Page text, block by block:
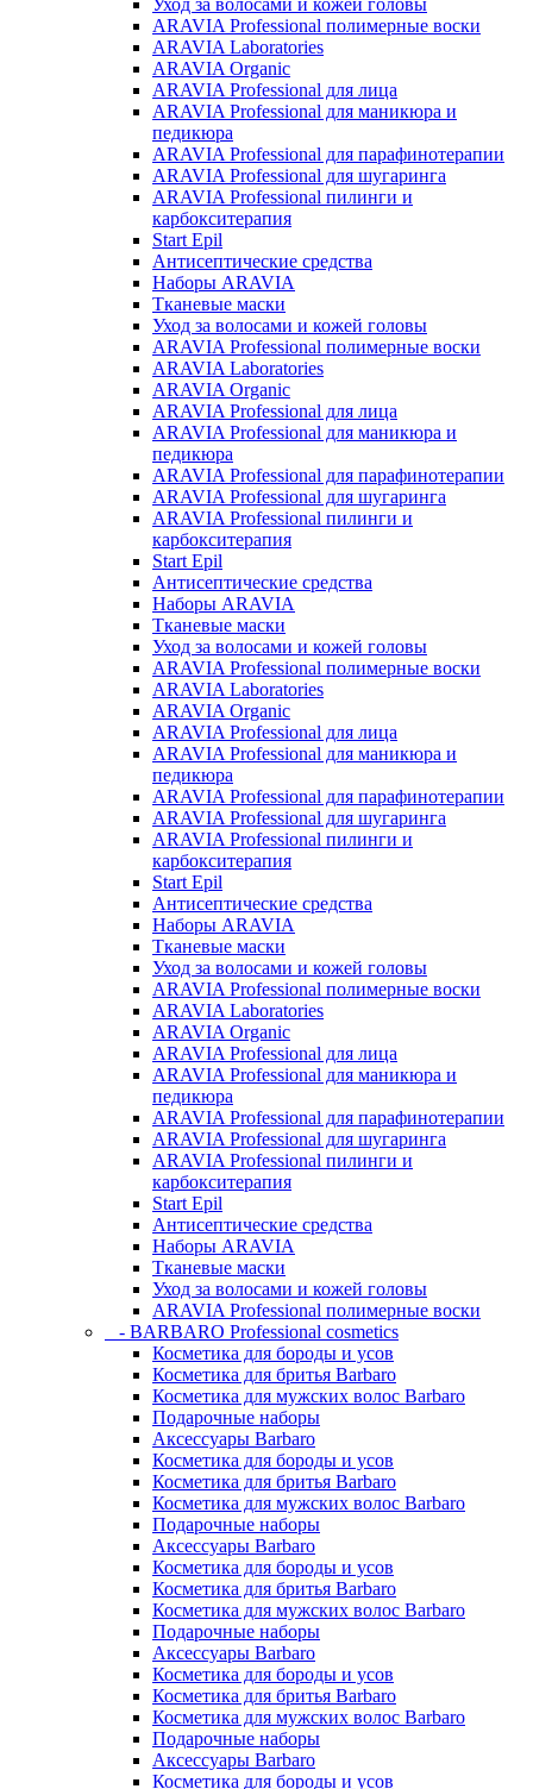
Уход за волосами и кожей головы
ARAVIA Professional полимерные воски
ARAVIA Laboratories
ARAVIA Organic
ARAVIA Professional для лица
ARAVIA Professional для маникюра и
педикюра
ARAVIA Professional для парафинотерапии
ARAVIA Professional для шугаринга
ARAVIA Professional пилинги и
карбокситерапия
Start Epil
Антисептические средства
Наборы ARAVIA
Тканевые маски
Уход за волосами и кожей головы
ARAVIA Professional полимерные воски
ARAVIA Laboratories
ARAVIA Organic
ARAVIA Professional для лица
ARAVIA Professional для маникюра и
педикюра
ARAVIA Professional для парафинотерапии
ARAVIA Professional для шугаринга
ARAVIA Professional пилинги и
карбокситерапия
Start Epil
Антисептические средства
Наборы ARAVIA
Тканевые маски
Уход за волосами и кожей головы
ARAVIA Professional полимерные воски
ARAVIA Laboratories
ARAVIA Organic
ARAVIA Professional для лица
ARAVIA Professional для маникюра и
педикюра
ARAVIA Professional для парафинотерапии
ARAVIA Professional для шугаринга
ARAVIA Professional пилинги и
карбокситерапия
Start Epil
Антисептические средства
Наборы ARAVIA
Тканевые маски
Уход за волосами и кожей головы
ARAVIA Professional полимерные воски
ARAVIA Laboratories
ARAVIA Organic
ARAVIA Professional для лица
ARAVIA Professional для маникюра и
педикюра
ARAVIA Professional для парафинотерапии
ARAVIA Professional для шугаринга
ARAVIA Professional пилинги и
карбокситерапия
Start Epil
Антисептические средства
Наборы ARAVIA
Тканевые маски
Уход за волосами и кожей головы
ARAVIA Professional полимерные воски
- BARBARO Professional cosmetics
Косметика для бороды и усов
Косметика для бритья Barbaro
Косметика для мужских волос Barbaro
Подарочные наборы
Аксессуары Barbaro
Косметика для бороды и усов
Косметика для бритья Barbaro
Косметика для мужских волос Barbaro
Подарочные наборы
Аксессуары Barbaro
Косметика для бороды и усов
Косметика для бритья Barbaro
Косметика для мужских волос Barbaro
Подарочные наборы
Аксессуары Barbaro
Косметика для бороды и усов
Косметика для бритья Barbaro
Косметика для мужских волос Barbaro
Подарочные наборы
Аксессуары Barbaro
Косметика для бороды и усов